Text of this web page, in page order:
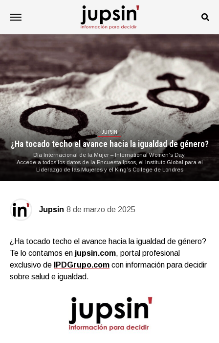
JUPSIN
¿Ha tocado techo el avance hacia la igualdad de género?
Día Internacional de la Mujer – International Women’s Day.
Accede a todos los datos de la Encuesta Ipsos, el Instituto Global para el
Liderazgo de las Mujeres y el King’s College de Londres
Jupsin 8 de marzo de 2025
¿Ha tocado techo el avance hacia la igualdad de género?
Te lo contamos en jupsin.com, portal profesional
exclusivo de
IPDGrupo.com con información para decidir
sobre salud e igualdad.